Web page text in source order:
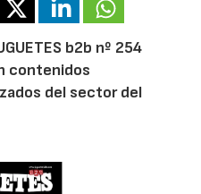
b2b nº 254
contenidos
del sector del